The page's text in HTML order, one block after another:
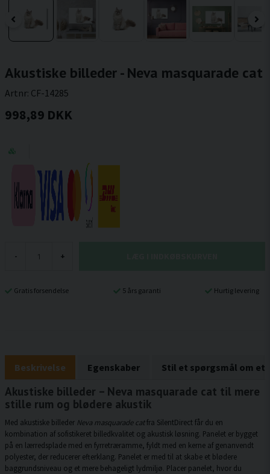
Akustiske billeder - Neva masquarade cat
Artnr: CF-14285
998,89 DKK
- +
Gratis forsendelse 5 års garanti Hurtig levering
Beskrivelse Egenskaber Stil et spørgsmål om et
Akustiske billeder – Neva masquarade cat til mere
stille rum og blødere akustik
Med akustiske billeder Neva masquarade catfra SilentDirect får du en
kombination af sofistikeret billedkvalitet og akustisk løsning. Panelet er bygget
på en lærredsplade med en fyrretræramme, fyldt med en kerne af genanvendt
polyester, der reducerer efterklang. Panelet er med til at skabe et blødere
baggrundsniveau og et mere behageligt lydmiljø. Placer panelet, hvor du